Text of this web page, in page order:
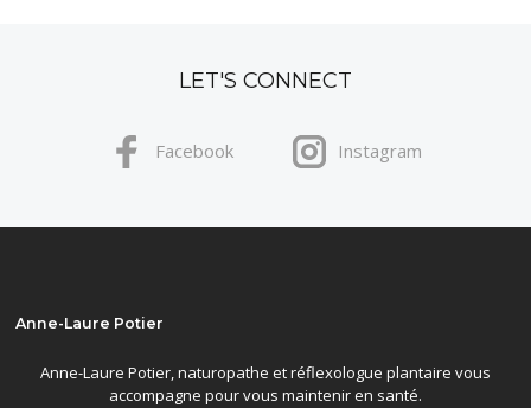
LET'S CONNECT
Facebook Instagram
Anne-Laure Potier
Anne-Laure Potier, naturopathe et réflexologue plantaire vous
accompagne pour vous maintenir en santé.